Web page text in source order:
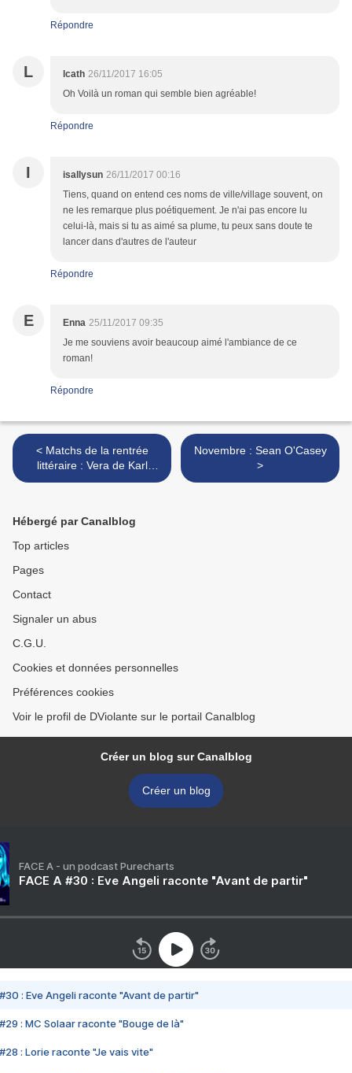
Répondre
L lcath 26/11/2017 16:05
Oh Voilà un roman qui semble bien agréable!
Répondre
I isallysun 26/11/2017 00:16
Tiens, quand on entend ces noms de ville/village souvent, on
ne les remarque plus poétiquement. Je n'ai pas encore lu
celui-là, mais si tu as aimé sa plume, tu peux sans doute te
lancer dans d'autres de l'auteur
Répondre
E Enna 25/11/2017 09:35
Je me souviens avoir beaucoup aimé l'ambiance de ce
roman!
Répondre
< Matchs de la rentrée
littéraire : Vera de Karl
Geary #MRL17
Novembre : Sean O'Casey
>
Hébergé par Canalblog
Top articles
Pages
Contact
Signaler un abus
C.G.U.
Cookies et données personnelles
Préférences cookies
Voir le profil de DViolante sur le portail Canalblog
Créer un blog sur Canalblog
Créer un blog
FACE A - un podcast Purecharts
FACE A #30 : Eve Angeli raconte "Avant de partir"
#30 : Eve Angeli raconte "Avant de partir"
#29 : MC Solaar raconte "Bouge de là"
#28 : Lorie raconte "Je vais vite"